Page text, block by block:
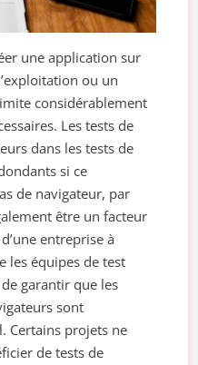
une application sur
ou un
considérablement
Les tests de
dans les tests de
si ce
de navigateur, par
être un facteur
entreprise à
les équipes de test
garantir que les
sont
Certains projets ne
de tests de